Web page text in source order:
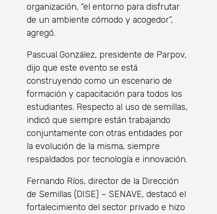
organización, “el entorno para disfrutar
de un ambiente cómodo y acogedor”,
agregó.
Pascual González, presidente de Parpov,
dijo que este evento se está
construyendo como un escenario de
formación y capacitación para todos los
estudiantes. Respecto al uso de semillas,
indicó que siempre están trabajando
conjuntamente con otras entidades por
la evolución de la misma, siempre
respaldados por tecnología e innovación.
Fernando Ríos, director de la Dirección
de Semillas (DISE) – SENAVE, destacó el
fortalecimiento del sector privado e hizo